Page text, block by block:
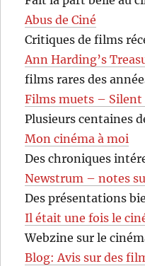
Abus de Ciné
Critiques de films
Ann Harding’s
films rares des
Films muets – Silent
Plusieurs centaines
Mon cinéma à moi
Des chroniques
Newstrum – notes
Des présentations
Il était une fois le
Webzine sur le
Blog: Avis sur des